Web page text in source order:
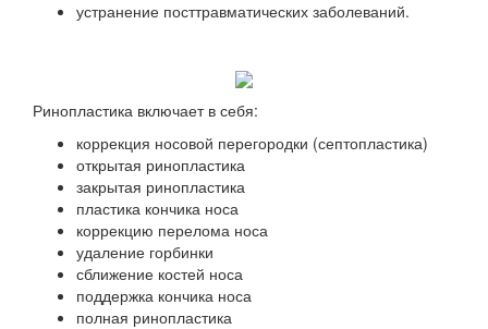
устранение посттравматических заболеваний.
Ринопластика включает в себя:
коррекция носовой перегородки (септопластика)
открытая ринопластика
закрытая ринопластика
пластика кончика носа
коррекцию перелома носа
удаление горбинки
сближение костей носа
поддержка кончика носа
полная ринопластика